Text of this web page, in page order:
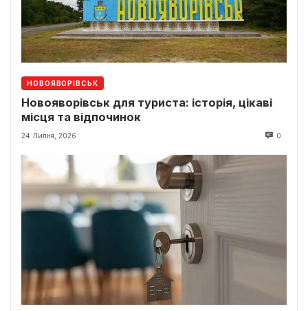
НОВОЯВОРІВСЬК
Новояворівськ для туриста: історія, цікаві
місця та відпочинок
24 Липня, 2026 0